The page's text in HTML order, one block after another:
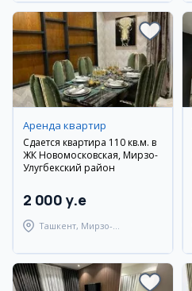
Аренда квартир
Сдается квартира 110 кв.м. в
ЖК Новомосковская, Мирзо-
Улугбекский район
2 000 y.e
Ташкент, Мирзо-